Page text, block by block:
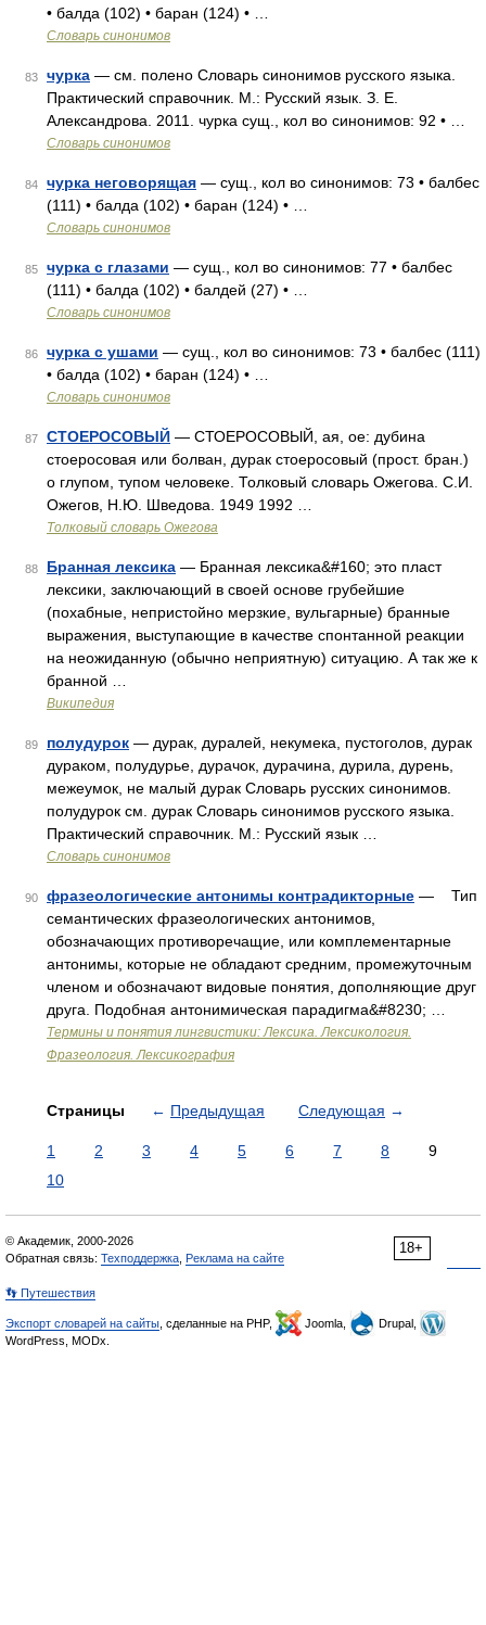
• балда (102) • баран (124) • …
Словарь синонимов
83 чурка — см. полено Словарь синонимов русского языка.
Практический справочник. М.: Русский язык. З. Е.
Александрова. 2011. чурка сущ., кол во синонимов: 92 • …
Словарь синонимов
84 чурка неговорящая — сущ., кол во синонимов: 73 • балбес
(111) • балда (102) • баран (124) • …
Словарь синонимов
85 чурка с глазами — сущ., кол во синонимов: 77 • балбес
(111) • балда (102) • балдей (27) • …
Словарь синонимов
86 чурка с ушами — сущ., кол во синонимов: 73 • балбес (111)
• балда (102) • баран (124) • …
Словарь синонимов
87 СТОЕРОСОВЫЙ — СТОЕРОСОВЫЙ, ая, ое: дубина
стоеросовая или болван, дурак стоеросовый (прост. бран.)
о глупом, тупом человеке. Толковый словарь Ожегова. С.И.
Ожегов, Н.Ю. Шведова. 1949 1992 …
Толковый словарь Ожегова
88 Бранная лексика — Бранная лексика&#160; это пласт
лексики, заключающий в своей основе грубейшие
(похабные, непристойно мерзкие, вульгарные) бранные
выражения, выступающие в качестве спонтанной реакции
на неожиданную (обычно неприятную) ситуацию. А так же к
бранной …
Википедия
89 полудурок — дурак, дуралей, некумека, пустоголов, дурак
дураком, полудурье, дурачок, дурачина, дурила, дурень,
межеумок, не малый дурак Словарь русских синонимов.
полудурок см. дурак Словарь синонимов русского языка.
Практический справочник. М.: Русский язык …
Словарь синонимов
90 фразеологические антонимы контрадикторные — Тип
семантических фразеологических антонимов,
обозначающих противоречащие, или комплементарные
антонимы, которые не обладают средним, промежуточным
членом и обозначают видовые понятия, дополняющие друг
друга. Подобная антонимическая парадигма&#8230; …
Термины и понятия лингвистики: Лексика. Лексикология.
Фразеология. Лексикография
Страницы ← Предыдущая Следующая →
1 2 3 4 5 6 7 8
9
10
18+
© Академик, 2000-2026
Обратная связь: Техподдержка Реклама на сайте
👣 Путешествия
Экспорт словарей на сайты , сделанные на PHP, Joomla,
Drupal,
WordPress, MODx.